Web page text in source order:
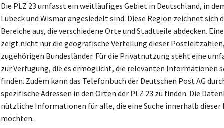
Die PLZ 23 umfasst ein weitläufiges Gebiet in Deutschland, in
Lübeck und Wismar angesiedelt sind. Diese Region zeichnet sich
Bereiche aus, die verschiedene Orte und Stadtteile abdecken.
zeigt nicht nur die geografische Verteilung dieser
zugehörigen Bundesländer. Für die Privatnutzung steht eine
zur Verfügung, die es ermöglicht, die relevanten Informationen
finden. Zudem kann das Telefonbuch der Deutschen Post AG
spezifische Adressen in den Orten der PLZ 23 zu finden. Die
nützliche Informationen für alle, die eine Suche innerhalb dieser
möchten.